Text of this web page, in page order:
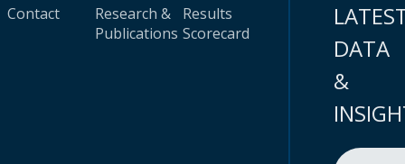
Contact
Research &
Publications
Results
Scorecard
DATA
&